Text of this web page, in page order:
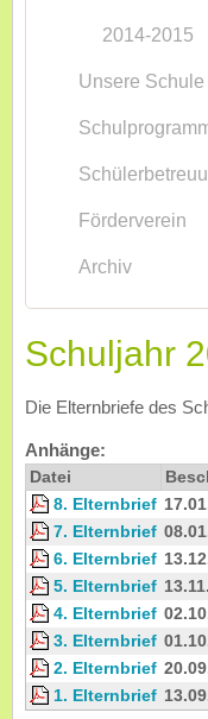
2014-2015
Unsere Schule
Förderverein
Archiv
Schuljahr
Die Elternbriefe des
Anhänge:
Datei
8. Elternbrief
7. Elternbrief
6. Elternbrief
5. Elternbrief
4. Elternbrief
3. Elternbrief
2. Elternbrief
1. Elternbrief